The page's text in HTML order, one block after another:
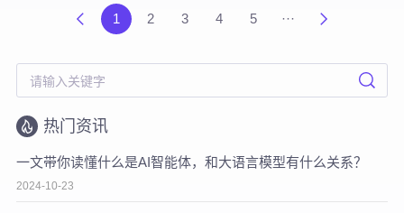
1 2 3 4 5 ···
热门资讯
一文带你读懂什么是AI智能体，和大语言模型有什么关系？
2024-10-23